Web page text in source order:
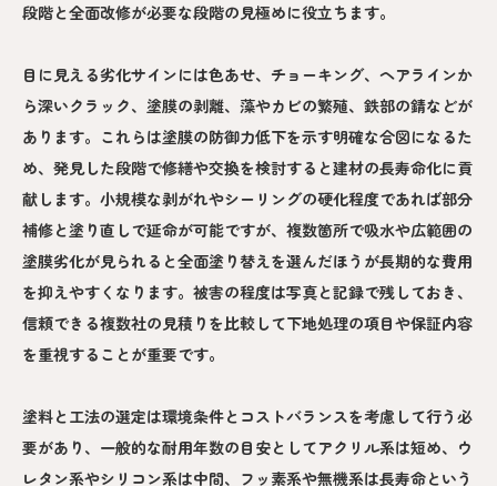
段階と全面改修が必要な段階の見極めに役立ちます。
目に見える劣化サインには色あせ、チョーキング、ヘアラインか
ら深いクラック、塗膜の剥離、藻やカビの繁殖、鉄部の錆などが
あります。これらは塗膜の防御力低下を示す明確な合図になるた
め、発見した段階で修繕や交換を検討すると建材の長寿命化に貢
献します。小規模な剥がれやシーリングの硬化程度であれば部分
補修と塗り直しで延命が可能ですが、複数箇所で吸水や広範囲の
塗膜劣化が見られると全面塗り替えを選んだほうが長期的な費用
を抑えやすくなります。被害の程度は写真と記録で残しておき、
信頼できる複数社の見積りを比較して下地処理の項目や保証内容
を重視することが重要です。
塗料と工法の選定は環境条件とコストバランスを考慮して行う必
要があり、一般的な耐用年数の目安としてアクリル系は短め、ウ
レタン系やシリコン系は中間、フッ素系や無機系は長寿命という